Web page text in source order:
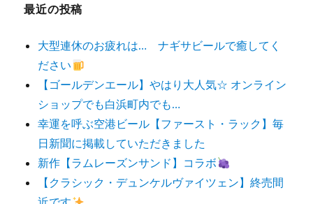
最近の投稿
大型連休のお疲れは… ナギサビールで癒してく
ださい
【ゴールデンエール】やはり大人気☆ オンライン
ショップでも白浜町内でも…
幸運を呼ぶ空港ビール【ファースト・ラック】毎
日新聞に掲載していただきました
新作【ラムレーズンサンド】コラボ
【クラシック・デュンケルヴァイツェン】終売間